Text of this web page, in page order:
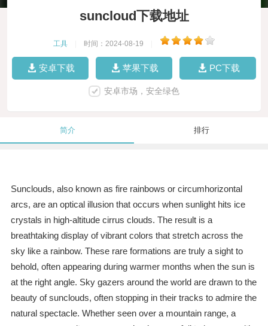
suncloud下载地址
工具 时间：2024-08-19
安卓下载 苹果下载 PC下载
安卓市场，安全绿色
简介 排行
Sunclouds, also known as fire rainbows or circumhorizontal
arcs, are an optical illusion that occurs when sunlight hits ice
crystals in high-altitude cirrus clouds. The result is a
breathtaking display of vibrant colors that stretch across the
sky like a rainbow. These rare formations are truly a sight to
behold, often appearing during warmer months when the sun is
at the right angle. Sky gazers around the world are drawn to the
beauty of sunclouds, often stopping in their tracks to admire the
natural spectacle. Whether seen over a mountain range, a